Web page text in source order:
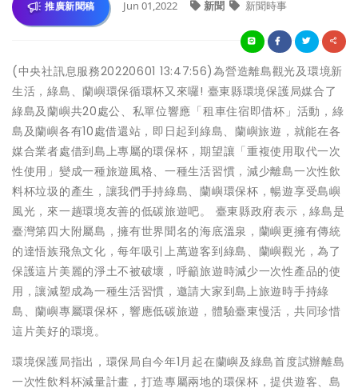
推廣新聞稿 Jun 01,2022 新聞 新聞時事
(中央社訊息服務20220601 13:47:56)為營造離島觀光及環境新
生活，綠島、蘭嶼環保循環杯又來囉! 臺東縣環境保護局媒合了
綠島及蘭嶼共20處公、私單位響應「租車住宿即借杯」活動，綠
島及蘭嶼各有10處借還站，即日起到綠島、蘭嶼旅遊，就能在各
媒合業者處借到島上專屬的環保杯，期望讓「重複使用取代一次
性使用」變成一種旅遊風格、一種生活習慣，減少離島一次性飲
料杯垃圾的產生，讓我們手持綠島、蘭嶼環保杯，暢遊享受島嶼
風光，來一趟環境友善的低碳旅遊吧。 臺東縣政府表示，綠島是
臺灣第四大附屬島，擁有世界聞名的海底溫泉，蘭嶼更擁有傳統
的達悟族飛魚文化，每年吸引上萬遊客到綠島、蘭嶼觀光，為了
保護這片美麗的淨土不被破壞，呼籲旅遊時減少一次性產品的使
用，讓減塑成為一種生活習慣，邀請大家到島上旅遊時手持綠
島、蘭嶼專屬環保杯，響應低碳旅遊，體驗臺東慢活，共同珍惜
這片美好的環境。
環境保護局指出，環保局自今年1月起在蘭嶼及綠島首度試辦離島
一次性飲料杯減量計畫，打造專屬兩地的環保杯，提供遊客、島